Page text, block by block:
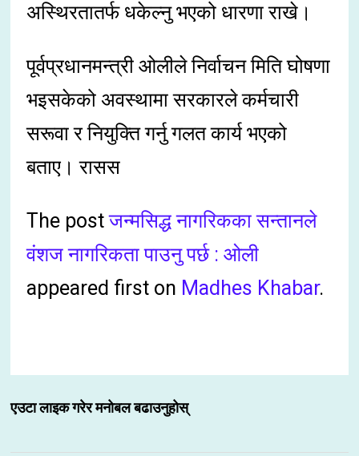
अस्थिरतातर्फ धकेल्नु भएको धारणा राखे।
पूर्वप्रधानमन्त्री ओलीले निर्वाचन मिति घोषणा
भइसकेको अवस्थामा सरकारले कर्मचारी
सरूवा र नियुक्ति गर्नु गलत कार्य भएको
बताए। रासस
The postजन्मसिद्ध नागरिकका सन्तानले
वंशज नागरिकता पाउनु पर्छ : ओली
appeared first on Madhes Khabar.
एउटा लाइक गरेर मनोबल बढाउनुहोस्